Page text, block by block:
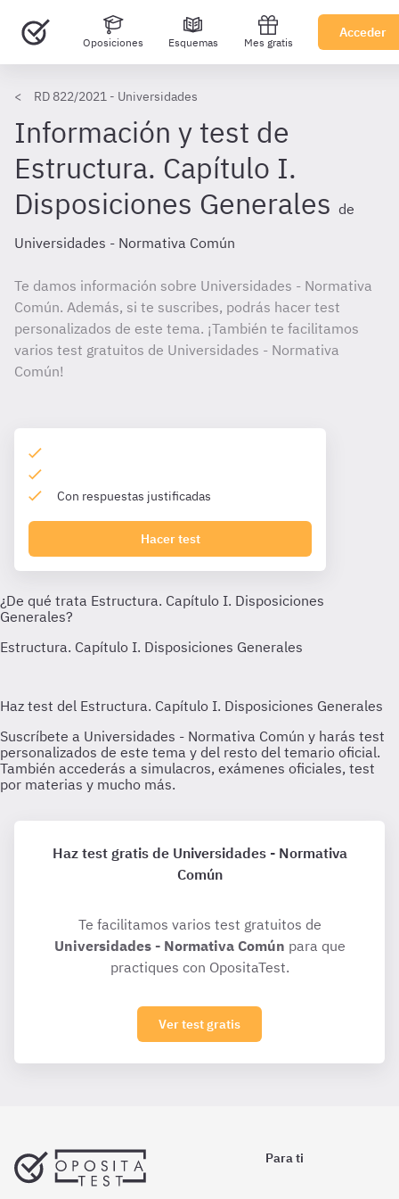
Oposiciones Esquemas Mes gratis
Acceder
RD 822/2021 - Universidades
Información y test de
Estructura. Capítulo I.
Disposiciones Generales de
Universidades - Normativa Común
Te damos información sobre Universidades - Normativa
Común. Además, si te suscribes, podrás hacer test
personalizados de este tema. ¡También te facilitamos
varios test gratuitos de Universidades - Normativa
Común!
Con respuestas justificadas
Hacer test
Haz test gratis de Universidades - Normativa
Común
Te facilitamos varios test gratuitos de
Universidades - Normativa Común para que
practiques con OpositaTest.
Ver test gratis
Para ti